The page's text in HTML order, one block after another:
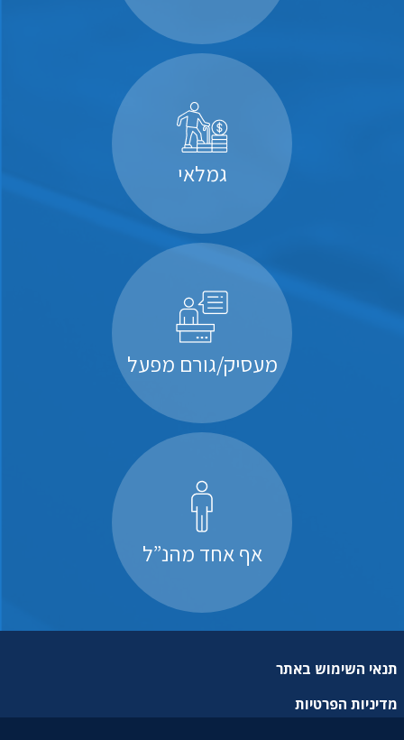
גמלאי
מעסיק/גורם מפעל
אף אחד מהנ”ל
תנאי השימוש באתר
מדיניות הפרטיות